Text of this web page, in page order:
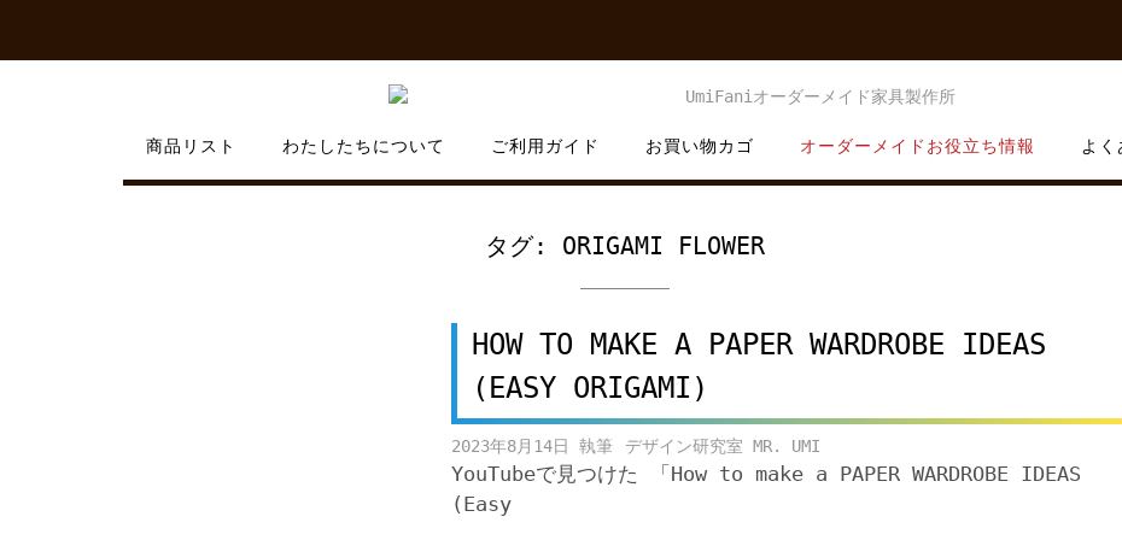
content
商品リスト わたしたちについて ご利用ガイド お買い物カゴ オーダーメイドお役立ち情報 よく
タグ: ORIGAMI FLOWER
HOW TO MAKE A PAPER WARDROBE IDEAS
(EASY ORIGAMI)
2023年8月14日 デザイン研究室 MR. UMI
YouTubeで見つけた 「How to make a PAPER WARDROBE IDEAS
(Easy